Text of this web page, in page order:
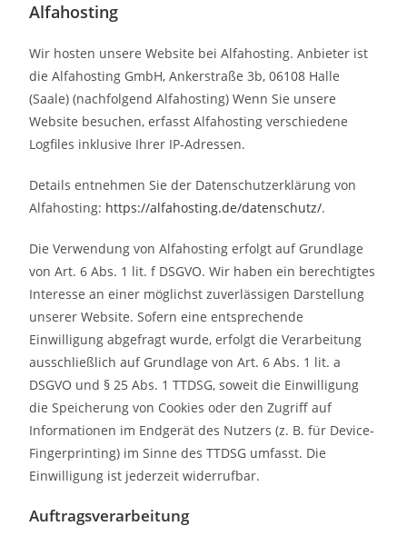
Alfahosting
Wir hosten unsere Website bei Alfahosting. Anbieter ist
die Alfahosting GmbH, Ankerstraße 3b, 06108 Halle
(Saale) (nachfolgend Alfahosting) Wenn Sie unsere
Website besuchen, erfasst Alfahosting verschiedene
Logfiles inklusive Ihrer IP-Adressen.
Details entnehmen Sie der Datenschutzerklärung von
Alfahosting: https://alfahosting.de/datenschutz/.
Die Verwendung von Alfahosting erfolgt auf Grundlage
von Art. 6 Abs. 1 lit. f DSGVO. Wir haben ein berechtigtes
Interesse an einer möglichst zuverlässigen Darstellung
unserer Website. Sofern eine entsprechende
Einwilligung abgefragt wurde, erfolgt die Verarbeitung
ausschließlich auf Grundlage von Art. 6 Abs. 1 lit. a
DSGVO und § 25 Abs. 1 TTDSG, soweit die Einwilligung
die Speicherung von Cookies oder den Zugriff auf
Informationen im Endgerät des Nutzers (z. B. für Device-
Fingerprinting) im Sinne des TTDSG umfasst. Die
Einwilligung ist jederzeit widerrufbar.
Auftragsverarbeitung